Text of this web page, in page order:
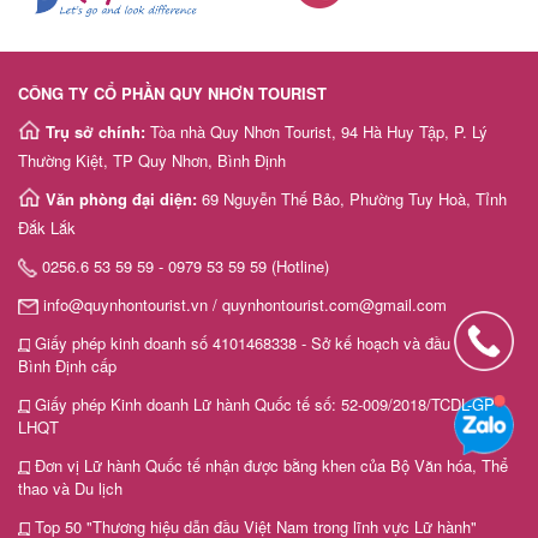
CÔNG TY CỔ PHẦN QUY NHƠN TOURIST
Trụ sở chính: Tòa nhà Quy Nhơn Tourist, 94 Hà Huy Tập, P. Lý
Thường Kiệt, TP Quy Nhơn, Bình Định
Văn phòng đại diện: 69 Nguyễn Thế Bảo, Phường Tuy Hoà, Tỉnh
Đắk Lắk
0256.6 53 59 59 - 0979 53 59 59 (Hotline)
info@quynhontourist.vn / quynhontourist.com@gmail.com
Giấy phép kinh doanh số 4101468338 - Sở kế hoạch và đầu tư tỉnh
Bình Định cấp
Giấy phép Kinh doanh Lữ hành Quốc tế số: 52-009/2018/TCDL-GP
LHQT
Đơn vị Lữ hành Quốc tế nhận được bằng khen của Bộ Văn hóa, Thể
thao và Du lịch
Top 50 "Thương hiệu dẫn đầu Việt Nam trong lĩnh vực Lữ hành"